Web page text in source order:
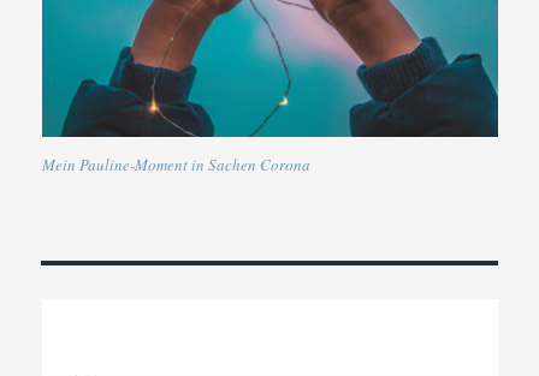
Mein Pauline-Moment in Sachen Corona